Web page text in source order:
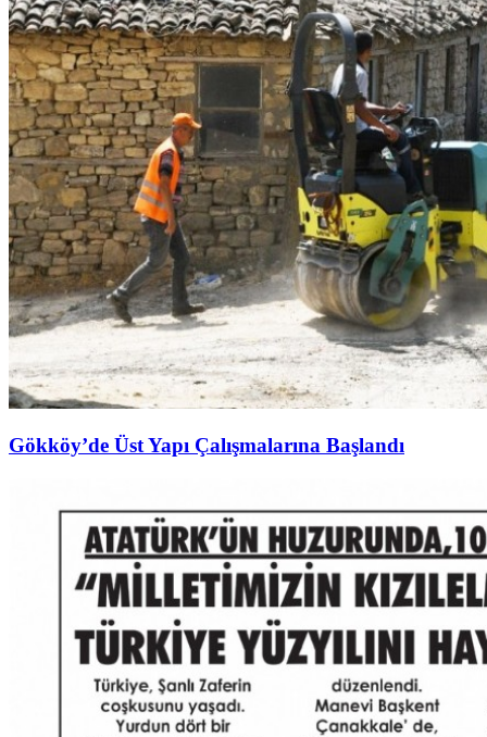
Gökköy’de Üst Yapı Çalışmalarına Başlandı